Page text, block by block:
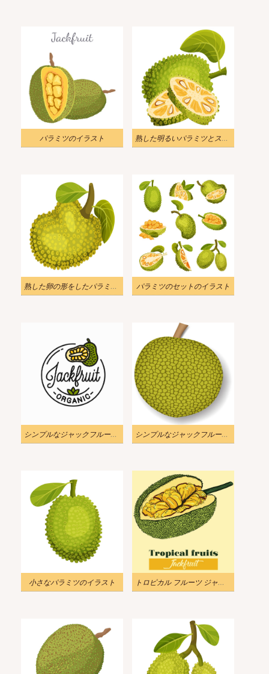
パラミツのイラスト 熟した明るいパラミツとスライスのイラスト
熟した卵の形をしたパラミツのイラスト パラミツのセットのイラスト
シンプルなジャックフルーツのロゴのイラスト シンプルなジャックフルーツのイラスト
小さなパラミツのイラスト トロピカル フルーツ ジャック フルーツのイラスト